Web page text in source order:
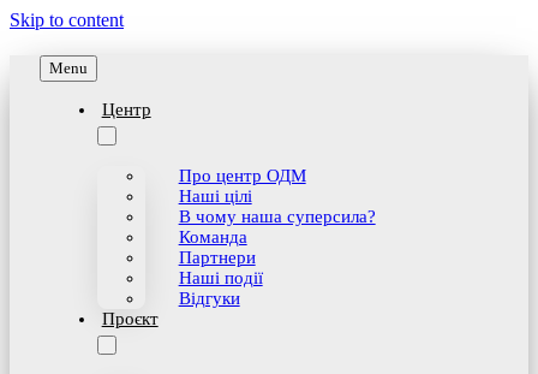
Skip to content
Menu
Центр
Про центр ОДМ
Наші цілі
В чому наша суперсила?
Команда
Партнери
Наші події
Відгуки
Проєкт